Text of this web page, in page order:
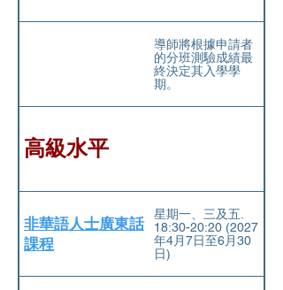
導師將根據申請者
的分班測驗成績最
終決定其入學學
期。
高級水平
非華語人士廣東話
課程
星期一、三及五.
18:30-20:20 (2027
年4⽉7⽇⾄6⽉30
⽇)